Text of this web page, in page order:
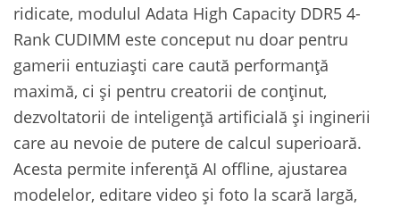
ridicate, modulul Adata High Capacity DDR5 4-
Rank CUDIMM este conceput nu doar pentru
gamerii entuziaști care caută performanță
maximă, ci și pentru creatorii de conținut,
dezvoltatorii de inteligență artificială și inginerii
care au nevoie de putere de calcul superioară.
Acesta permite inferență AI offline, ajustarea
modelelor, editare video și foto la scară largă,